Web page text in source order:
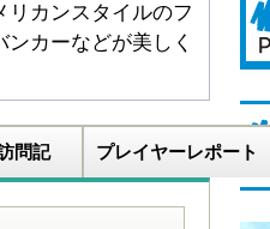
リカンスタイルのフ
カーなどが美しく
問記 プレイヤーレポート